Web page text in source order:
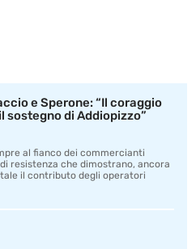
e Sperone: “Il coraggio
sostegno di Addiopizzo”
al fianco dei commercianti
resistenza che dimostrano, ancora
il contributo degli operatori